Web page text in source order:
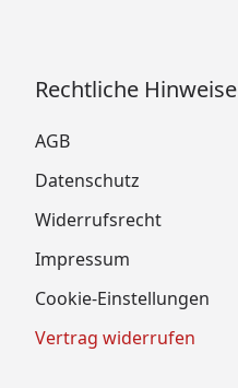
Rechtliche Hinweise
AGB
Datenschutz
Widerrufsrecht
Impressum
Cookie-Einstellungen
Vertrag widerrufen